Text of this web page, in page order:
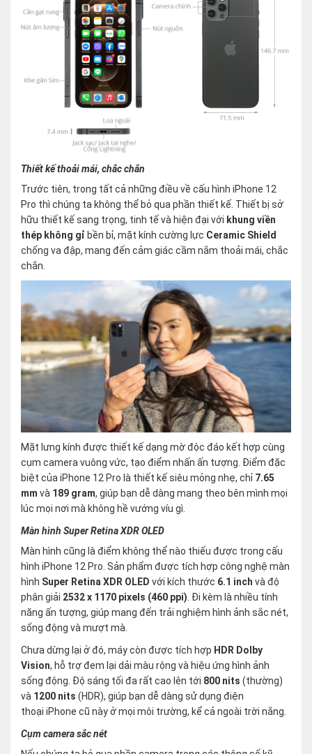
Thiết kế thoải mái, chắc chắn
Trước tiên, trong tất cả những điều về cấu hình iPhone 12
Pro thì chúng ta không thể bỏ qua phần thiết kế. Thiết bị sở
hữu thiết kế sang trọng, tinh tế và hiện đại với khung viền
thép không gỉ bền bỉ, mặt kính cường lực Ceramic Shield
chống va đập, mang đến cảm giác cầm nắm thoải mái, chắc
chắn.
Mặt lưng kính được thiết kế dạng mờ độc đáo kết hợp cùng
cụm camera vuông vức, tạo điểm nhấn ấn tượng. Điểm đặc
biệt của iPhone 12 Pro là thiết kế siêu mỏng nhẹ, chỉ 7.65
mm và 189 gram, giúp bạn dễ dàng mang theo bên mình mọi
lúc mọi nơi mà không hề vướng víu gì.
Màn hình Super Retina XDR OLED
Màn hình cũng là điểm không thể nào thiếu được trong cấu
hình iPhone 12 Pro. Sản phẩm được tích hợp công nghệ màn
hình Super Retina XDR OLED với kích thước 6.1 inch và độ
phân giải 2532 x 1170 pixels (460 ppi). Đi kèm là nhiều tính
năng ấn tượng, giúp mang đến trải nghiệm hình ảnh sắc nét,
sống động và mượt mà.
Chưa dừng lại ở đó, máy còn được tích hợp HDR Dolby
Vision, hỗ trợ đem lại dải màu rộng và hiệu ứng hình ảnh
sống động. Độ sáng tối đa rất cao lên tới 800 nits (thường)
và 1200 nits (HDR), giúp bạn dễ dàng sử dụng điện
thoại iPhone cũ này ở mọi môi trường, kể cả ngoài trời nắng.
Cụm camera sắc nét